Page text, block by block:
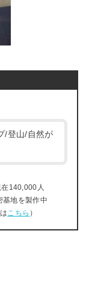
/登山/自然が
在140,000人
基地を製作中
こちら ）